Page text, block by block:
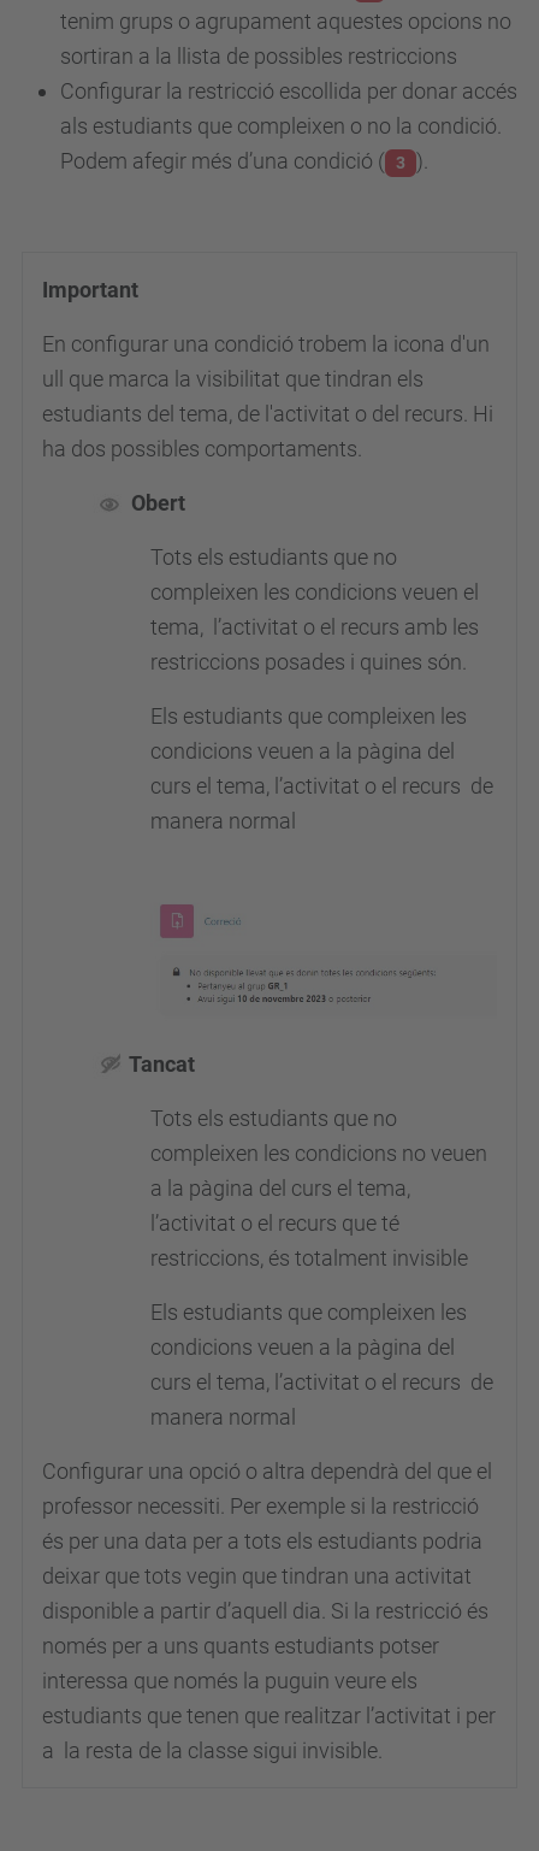
tenim grups o agrupament aquestes opcions no
sortiran a la llista de possibles restriccions
Configurar la restricció escollida per donar accés
als estudiants que compleixen o no la condició.
Podem afegir més d’una condició (
3 ).
Important
En configurar una condició trobem la icona d'un
ull que marca la visibilitat que tindran els
estudiants del tema, de l'activitat o del recurs. Hi
ha dos possibles comportaments.
Obert
Tots els estudiants que no
compleixen les condicions veuen el
tema, l’activitat o el recurs amb les
restriccions posades i quines són.
Els estudiants que compleixen les
condicions veuen a la pàgina del
curs el tema, l’activitat o el recurs de
manera normal
Tancat
Tots els estudiants que no
compleixen les condicions no veuen
a la pàgina del curs el tema,
l’activitat o el recurs que té
restriccions, és totalment invisible
Els estudiants que compleixen les
condicions veuen a la pàgina del
curs el tema, l’activitat o el recurs de
manera normal
Configurar una opció o altra dependrà del que el
professor necessiti. Per exemple si la restricció
és per una data per a tots els estudiants podria
deixar que tots vegin que tindran una activitat
disponible a partir d’aquell dia. Si la restricció és
només per a uns quants estudiants potser
interessa que només la puguin veure els
estudiants que tenen que realitzar l’activitat i per
a la resta de la classe sigui invisible.